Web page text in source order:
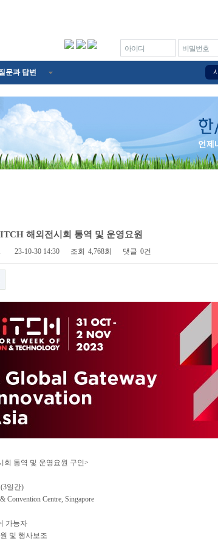
아이디 비밀번호
문과 답변
해외전시회 통역 및 운영요원
23-10-30 14:30 조회 4,768회 댓글 0건
회 통역 및 운영요원 구인>
일간)
Convention Centre, Singapore
가능자
및 행사보조